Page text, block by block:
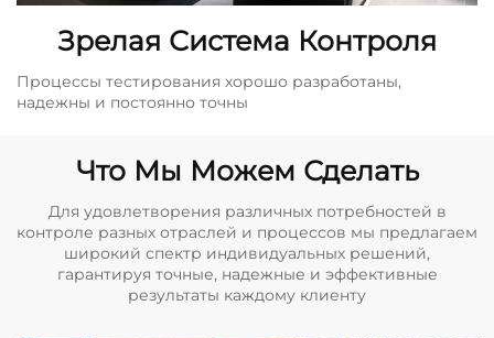
Зрелая Система Контроля
Процессы тестирования хорошо разработаны,
надежны и постоянно точны
Что Мы Можем Сделать
Для удовлетворения различных потребностей в
контроле разных отраслей и процессов мы предлагаем
широкий спектр индивидуальных решений,
гарантируя точные, надежные и эффективные
результаты каждому клиенту